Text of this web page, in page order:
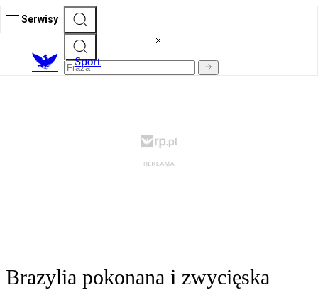
Serwisy
Sport
Brazylia pokonana i zwycięska